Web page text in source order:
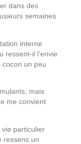
dans des
semaines
interne
ressent-il l’envie
cocon un peu
mais
me convient
particulier
ressens un